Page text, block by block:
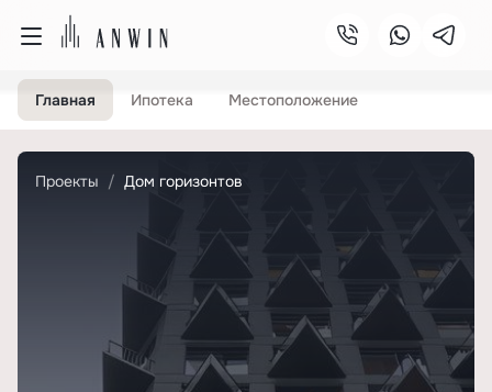
Главная Ипотека Местоположение
Проекты Дом горизонтов